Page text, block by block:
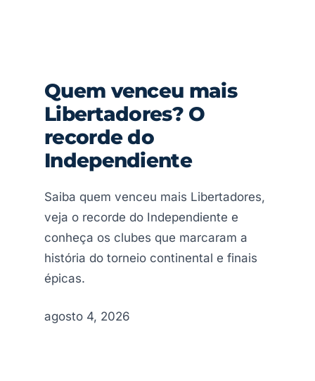
Quem venceu mais
Libertadores? O
recorde do
Independiente
Saiba quem venceu mais Libertadores,
veja o recorde do Independiente e
conheça os clubes que marcaram a
história do torneio continental e finais
épicas.
agosto 4, 2026